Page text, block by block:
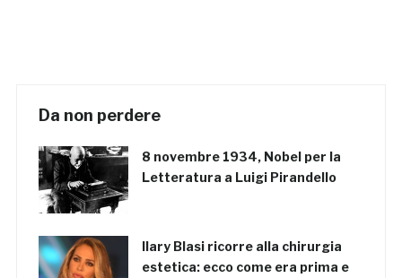
Da non perdere
8 novembre 1934, Nobel per la
Letteratura a Luigi Pirandello
Ilary Blasi ricorre alla chirurgia
estetica: ecco come era prima e